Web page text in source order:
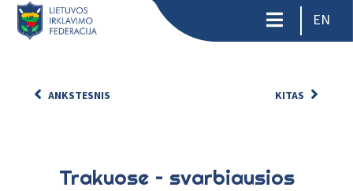
EN
ANKSTESNIS KITAS
Trakuose – svarbiausios